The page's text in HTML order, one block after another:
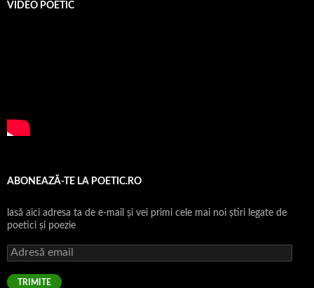
VIDEO POETIC
ABONEAZĂ-TE LA POETIC.RO
lasă aici adresa ta de e-mail şi vei primi cele mai noi ştiri legate de
poetici şi poezie
Adresă
email
TRIMITE